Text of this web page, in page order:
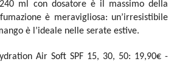
ml con dosatore è il massimo della
è meravigliosa: un’irresistibile
è l’ideale nelle serate estive.
Air Soft SPF 15, 30, 50: 19,90€ -